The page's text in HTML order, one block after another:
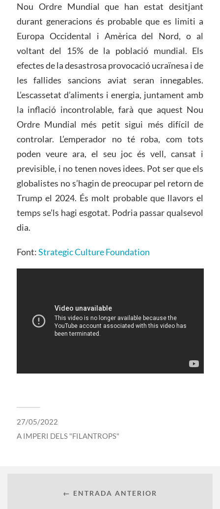
Nou Ordre Mundial que han estat desitjant
durant generacions és probable que es limiti a
Europa Occidental i Amèrica del Nord, o al
voltant del 15% de la població mundial. Els
efectes de la desastrosa provocació ucraïnesa i de
les fallides sancions aviat seran innegables.
L’escassetat d’aliments i energia, juntament amb
la inflació incontrolable, farà que aquest Nou
Ordre Mundial més petit sigui més difícil de
controlar. L’emperador no té roba, com tots
poden veure ara, el seu joc és vell, cansat i
previsible, i no tenen noves idees. Pot ser que els
globalistes no s’hagin de preocupar pel retorn de
Trump el 2024. És molt probable que llavors el
temps se’ls hagi esgotat. Podria passar qualsevol
dia.
Font:Strategic Culture Foundation
27/05/2022
A IMPERI DELS "FILANTROPS"
← ENTRADA ANTERIOR